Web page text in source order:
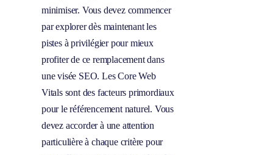
minimiser. Vous devez commencer
par explorer dès maintenant les
pistes à privilégier pour mieux
profiter de ce remplacement dans
une visée SEO. Les Core Web
Vitals sont des facteurs primordiaux
pour le référencement naturel. Vous
devez accorder à une attention
particulière à chaque critère pour